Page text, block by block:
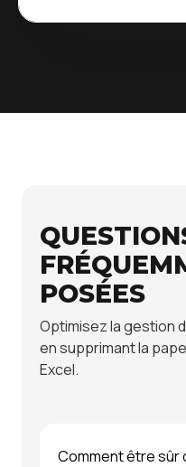
POSÉES
Optimisez la gestion
en supprimant la
Excel.
Comment être sûr